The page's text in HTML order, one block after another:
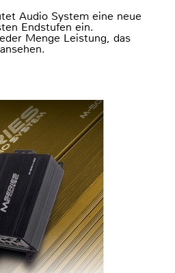
Audio System eine neue
Endstufen ein.
Menge Leistung, das